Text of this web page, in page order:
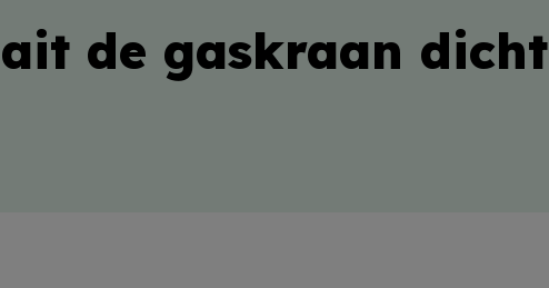
de gaskraan dicht